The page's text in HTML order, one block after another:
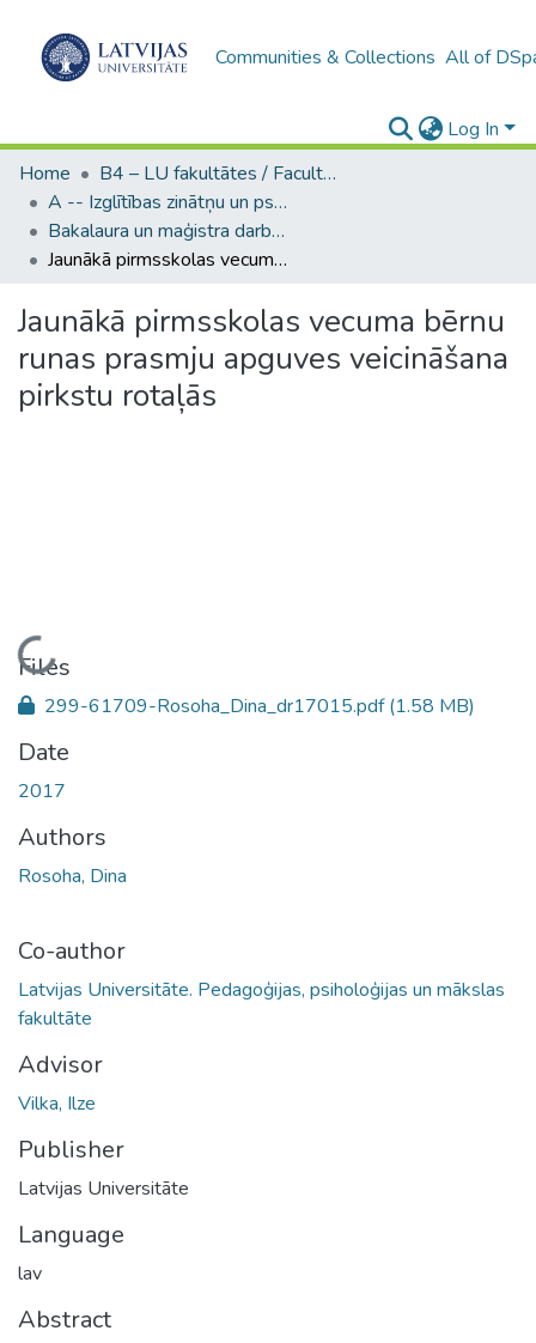
Communities & Collections All of
Log In
Home
B4 – LU fakultātes / Faculties of the UL
A -- Izglītības zinātņu un psiholoģijas fakultāte / Faculty of Education Sciences and Psychology
Bakalaura un maģistra darbi (PPMF) / Bachelor's and Master's theses
Jaunākā pirmsskolas vecuma bērnu runas prasmju apguves veicināšana pirkstu rotaļās
Jaunākā pirmsskolas vecuma bērnu
runas prasmju apguves veicināšana
pirkstu rotaļās
Loading...
Files
299-61709-Rosoha_Dina_dr17015.pdf(1.58 MB)
Date
2017
Authors
Rosoha, Dina
Co-author
Latvijas Universitāte. Pedagoģijas, psiholoģijas un mākslas
fakultāte
Advisor
Vilka, Ilze
Publisher
Latvijas Universitāte
Language
lav
Abstract